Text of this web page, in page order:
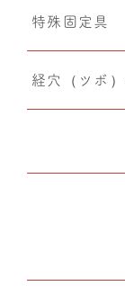
特殊固定具
経穴（ツボ
CMC筋膜ス